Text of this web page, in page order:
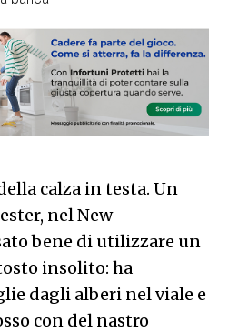
calza in testa. Un
nel New
bene di utilizzare un
insolito: ha
dagli alberi nel viale e
con del nastro